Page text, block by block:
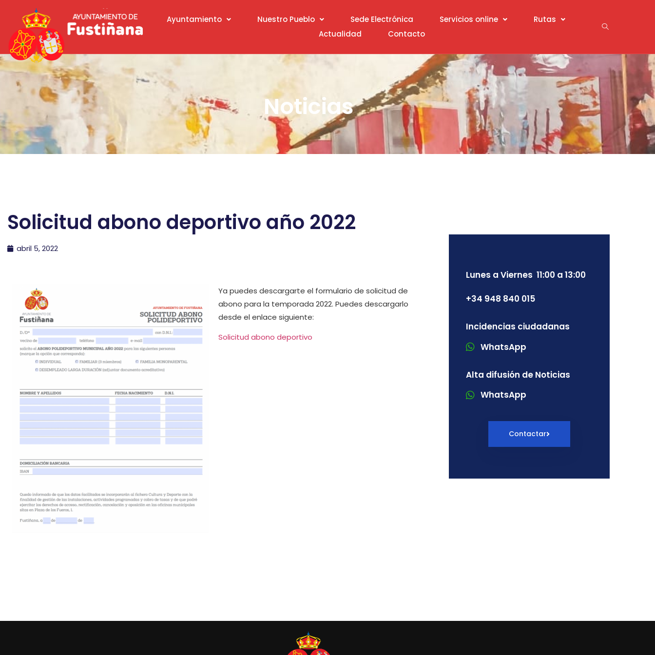
Ayuntamiento Nuestro Pueblo Sede Electrónica Servicios online
Rutas
Actualidad
Contacto
Noticias
Solicitud abono deportivo año 2022
abril 5, 2022
Ya puedes descargarte el formulario de solicitud de
abono para la temporada 2022. Puedes descargarlo
desde el enlace siguiente:
Solicitud abono deportivo
Lunes a Viernes 11:00 a 13:00
+34 948 840 015
Incidencias ciudadanas
WhatsApp
Alta difusión de Noticias
WhatsApp
Contactar